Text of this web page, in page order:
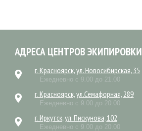
АДРЕСА ЦЕНТРОВ ЭКИПИРОВКИ
г. Красноярск, ул. Новосибирская, 35
Ежедневно с 9.00 до 21.00
г. Красноярск, ул.Семафорная, 289
Ежедневно с 9.00 до 20.00
г. Иркутск, ул. Пискунова, 102
Ежедневно с 9.00 до 20.00